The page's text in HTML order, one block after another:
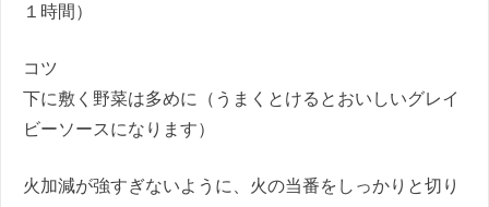
１時間）
コツ
下に敷く野菜は多めに（うまくとけるとおいしいグレイ
ビーソースになります）
火加減が強すぎないように、火の当番をしっかりと切り